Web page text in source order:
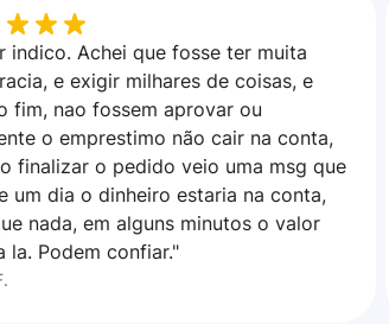
indico. Achei que fosse ter muita
e exigir milhares de coisas, e
fim, nao fossem aprovar ou
o emprestimo não cair na conta,
finalizar o pedido veio uma msg que
um dia o dinheiro estaria na conta,
nada, em alguns minutos o valor
la. Podem confiar."